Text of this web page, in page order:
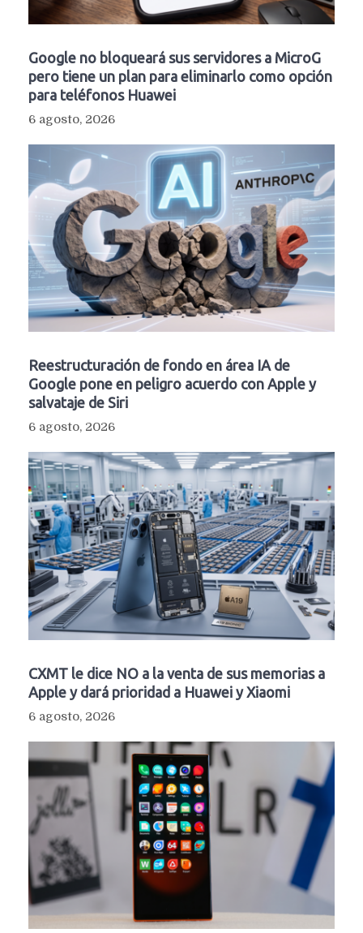
Google no bloqueará sus servidores a MicroG
pero tiene un plan para eliminarlo como opción
para teléfonos Huawei
6 agosto, 2026
Reestructuración de fondo en área IA de
Google pone en peligro acuerdo con Apple y
salvataje de Siri
6 agosto, 2026
CXMT le dice NO a la venta de sus memorias a
Apple y dará prioridad a Huawei y Xiaomi
6 agosto, 2026